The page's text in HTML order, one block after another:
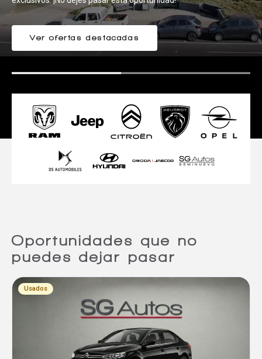
Ver ofertas destacadas
¡PREVENTA AQUÍ!
Oportunidades que no
puedes dejar pasar
Usados